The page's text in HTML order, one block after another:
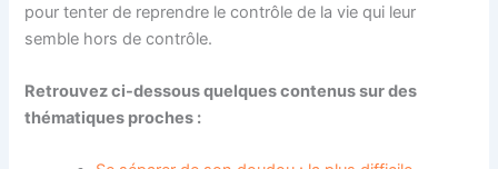
pour tenter de reprendre le contrôle de la vie qui leur
semble hors de contrôle.
Retrouvez ci-dessous quelques contenus sur des
thématiques proches :